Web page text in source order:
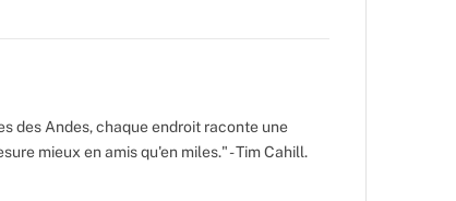
des Andes, chaque endroit raconte une
mieux en amis qu'en miles." - Tim Cahill.